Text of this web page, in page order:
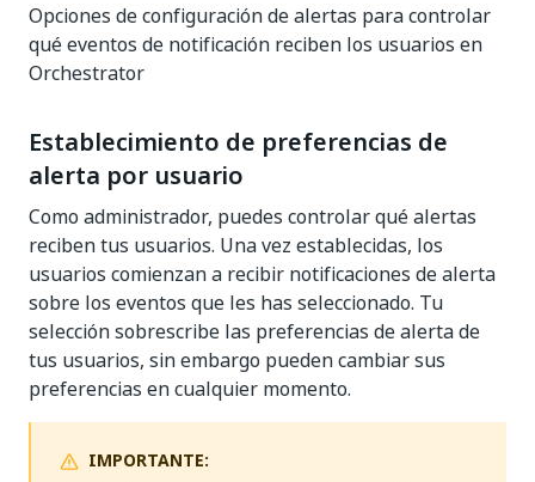
Opciones de configuración de alertas para controlar
qué eventos de notificación reciben los usuarios en
Orchestrator
Establecimiento de preferencias de
alerta por usuario
Como administrador, puedes controlar qué alertas
reciben tus usuarios. Una vez establecidas, los
usuarios comienzan a recibir notificaciones de alerta
sobre los eventos que les has seleccionado. Tu
selección sobrescribe las preferencias de alerta de
tus usuarios, sin embargo pueden cambiar sus
preferencias en cualquier momento.
IMPORTANTE: